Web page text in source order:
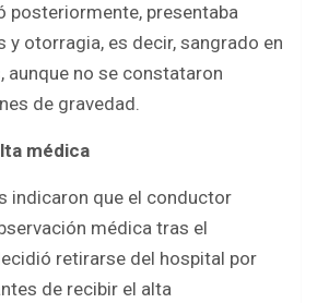
posteriormente, presentaba
otorragia, es decir, sangrado en
aunque no se constataron
de gravedad.
médica
indicaron que el conductor
médica tras el
retirarse del hospital por
de recibir el alta